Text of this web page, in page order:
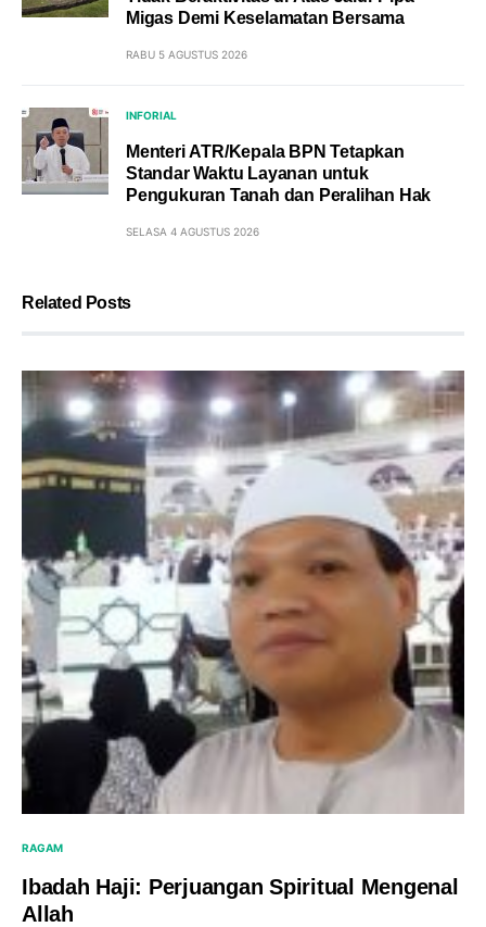
Migas Demi Keselamatan Bersama
RABU 5 AGUSTUS 2026
INFORIAL
Menteri ATR/Kepala BPN Tetapkan
Standar Waktu Layanan untuk
Pengukuran Tanah dan Peralihan Hak
SELASA 4 AGUSTUS 2026
Related Posts
RAGAM
Ibadah Haji: Perjuangan Spiritual Mengenal
Allah